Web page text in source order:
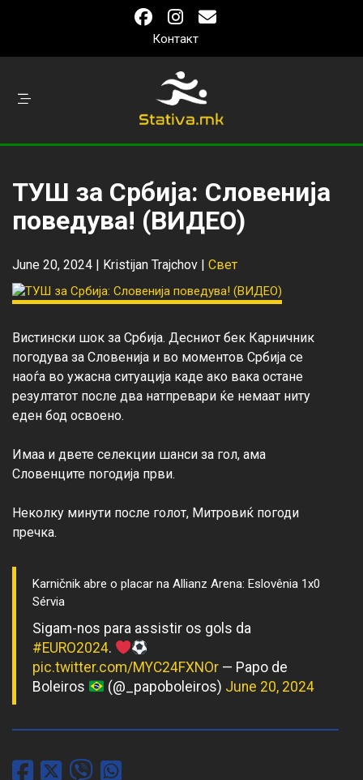
Контакт
ТУШ за Србија: Словенија
поведува! (ВИДЕО)
June 20, 2024 | Kristijan Trajchov | Свет
Вистински шок за Србија. Десниот бек Карничник
погодува за Словенија и во моментов Србија се
наоѓа во ужасна ситуација каде ако вака остане
резултатот после два натпревари ќе немаат ниту
еден бод освоено.
Имаа и двете селекции шанси за гол, ама
Словенците погодија први.
Неколку минути после голот, Митровиќ погоди
Karničnik abre o placar na Allianz Arena: Eslovênia 1x0
Sérvia
Sigam-nos para assistir os gols da
#EURO2024.
pic.twitter.com/MYC24FXNOr — Papo de
Boleiros
(@_papoboleiros) June 20, 2024